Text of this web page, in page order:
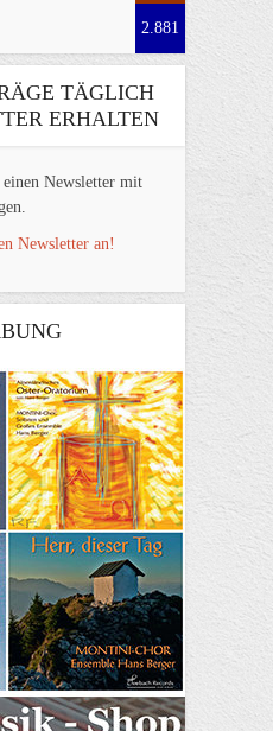
2.881
TÄGLICH
ERHALTEN
Newsletter mit
Newsletter an!